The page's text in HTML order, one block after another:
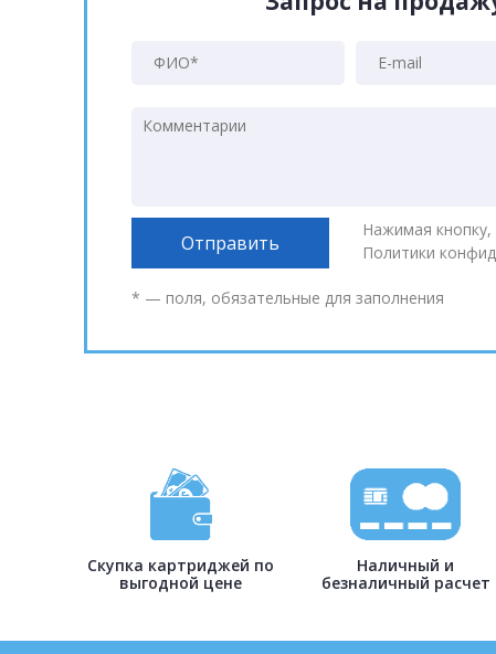
Нажимая
Политики
* — поля, обязательные для заполнения
Скупка картриджей по
выгодной цене
Наличный и
безналичный расчет